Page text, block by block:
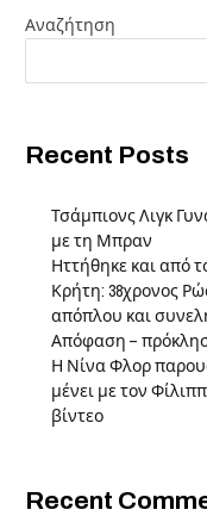
Αναζήτηση
Recent Posts
Τσάμπιονς Λιγκ
με τη Μπραν
Ηττήθηκε και από
Κρήτη: 38χρονος
απόπλου και
Απόφαση –
Η Νίνα Φλορ
μένει με τον
βίντεο
Recent